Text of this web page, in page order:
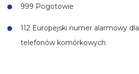
999 Pogotowie
112 Europejski numer alarmowy dla
telefonów komórkowych